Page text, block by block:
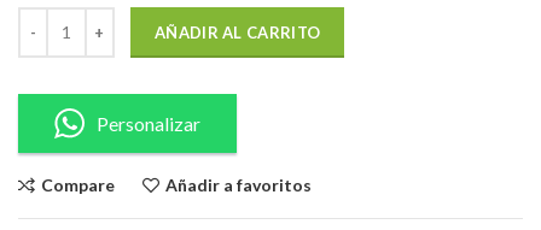
AÑADIR AL CARRITO
Personalizar
Compare Añadir a favoritos